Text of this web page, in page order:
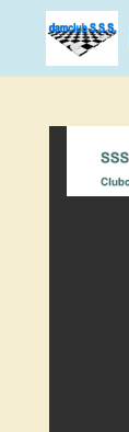
naar
hoofdinhoud